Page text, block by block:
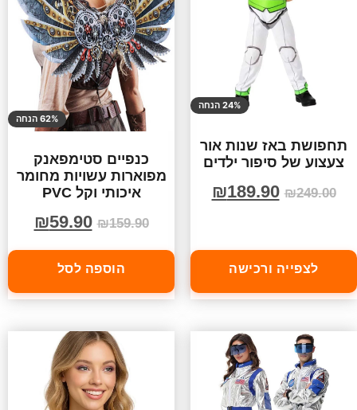
24% הנחה
תחפושת באז שנות אור
צעצוע של סיפור ילדים
₪249.00
₪189.90
לצפייה ורכישה
62% הנחה
כנפיים סטימפאנק
מפוארות עשויות מחומר
איכותי וקל PVC
₪159.90
₪59.90
הוספה לסל